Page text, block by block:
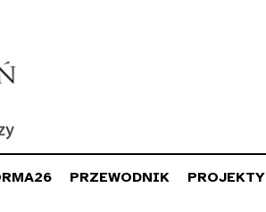
PRZEWODNIK PROJEKTY